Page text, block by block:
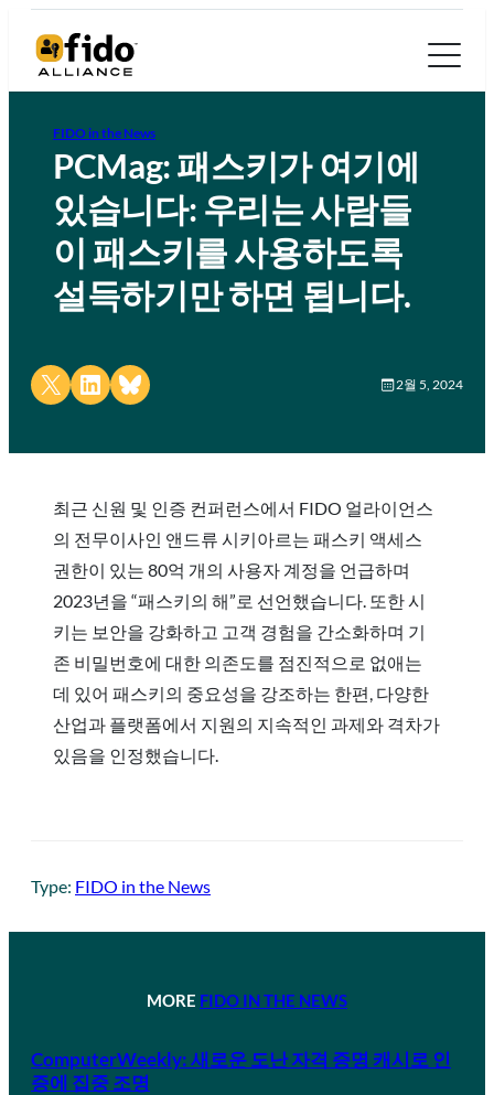
FIDO in the News
PCMag: 패스키가 여기에
있습니다: 우리는 사람들
이 패스키를 사용하도록
설득하기만 하면 됩니다.
Share on X Share on LinkedIn
Share on Bluesky 2월 5, 2024
최근 신원 및 인증 컨퍼런스에서 FIDO 얼라이언스
의 전무이사인 앤드류 시키아르는 패스키 액세스
권한이 있는 80억 개의 사용자 계정을 언급하며
2023년을 “패스키의 해”로 선언했습니다. 또한 시
키는 보안을 강화하고 고객 경험을 간소화하며 기
존 비밀번호에 대한 의존도를 점진적으로 없애는
데 있어 패스키의 중요성을 강조하는 한편, 다양한
산업과 플랫폼에서 지원의 지속적인 과제와 격차가
있음을 인정했습니다.
Type: FIDO in the News
MORE FIDO IN THE NEWS
ComputerWeekly: 새로운 도난 자격 증명 캐시로 인
증에 집중 조명